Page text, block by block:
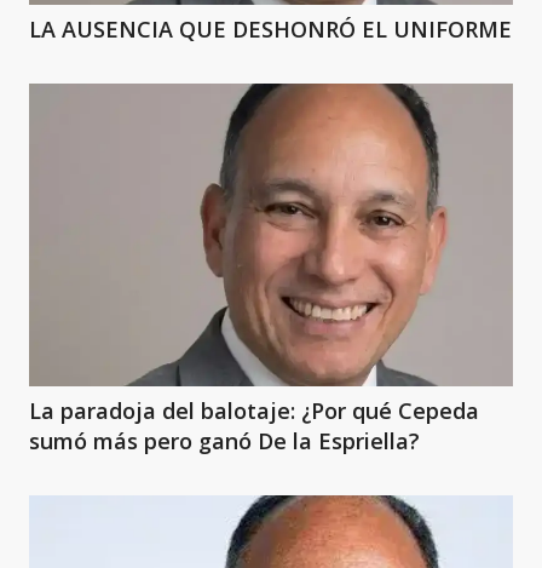
LA AUSENCIA QUE DESHONRÓ EL UNIFORME
La paradoja del balotaje: ¿Por qué Cepeda
sumó más pero ganó De la Espriella?